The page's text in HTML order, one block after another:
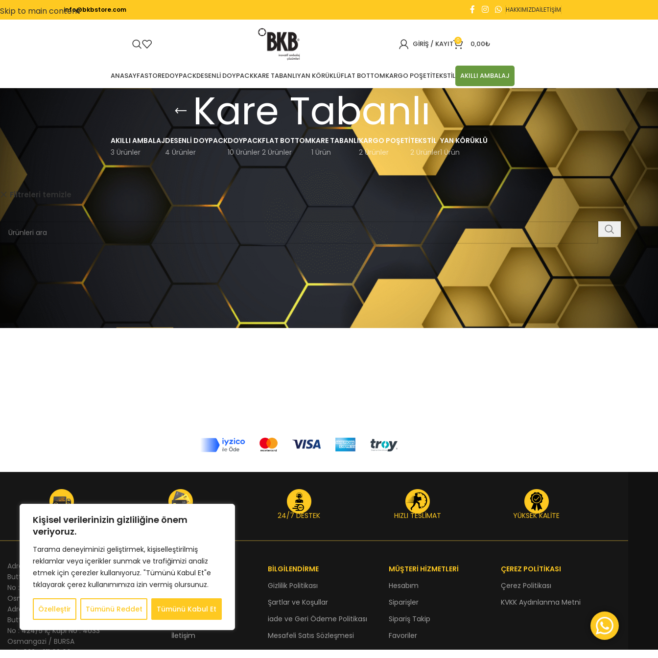
Kişisel verilerinizin gizliliğine önem
veriyoruz.
Tarama deneyiminizi geliştirmek, kişiselleştirilmiş
reklamlar veya içerikler sunmak ve trafiğimizi analiz
etmek için çerezler kullanıyoruz. "Tümünü Kabul Et"e
tıklayarak çerez kullanımımıza izin vermiş olursunuz.
Özelleştir Tümünü Reddet Tümünü Kabul Et
Skip to main contentinfo@bkbstore.com HAKKIMIZDAİLETİŞİM
GIRIŞ / KAYIT 0 0,00₺
ANASAYFASTOREDOYPACKDESENLI DOYPACKKARE TABANLIYAN KÖRÜKLÜFLAT BOTTOMKARGO POŞETITEKSTIL AKILLI AMBALAJ
Kare Tabanlı
AKILLI AMBALAJ
3 Ürünler
DESENLI DOYPACK
4 Ürünler
DOYPACK
10 Ürünler
FLAT BOTTOM
2 Ürünler
KARE TABANLI
1 Ürün
KARGO POŞETI
2 Ürünler
TEKSTIL
2 Ürünler
YAN KÖRÜKLÜ
1 Ürün
Ana Sayfa
Filtreleri temizle Çanta
Seçiminizle eşleşen ürün bulunamadı.
ÜCRETSİZ KARGO ONLINE ÖDEME 24/7 DESTEK HIZLI TESLİMAT YÜKSEK KALİTE
Adres Merkez : Altınova Mh. Fuar Cd.
Buttim Plaza
No : 23 Kat : 24 İç Kapı No : 2402
Osmangazi / BURSA
Adres Şube : Altınova Mh. İstanbul Cd.
Buttim İş Merkezi
No : 424/5 İç Kapı No : 4033
Osmangazi / BURSA
Tel : 0224 211 62 66
KURUMSAL
Anasayfa
Store
İletişim
BİLGİLENDİRME
Gizlilik Politikası
Şartlar ve Koşullar
iade ve Geri Ödeme Politikası
Mesafeli Satıs Sözleşmesi
MÜŞTERİ HİZMETLERİ
Hesabım
Siparişler
Sipariş Takip
Favoriler
ÇEREZ POLİTİKASI
Çerez Politikası
KVKK Aydınlanma Metni